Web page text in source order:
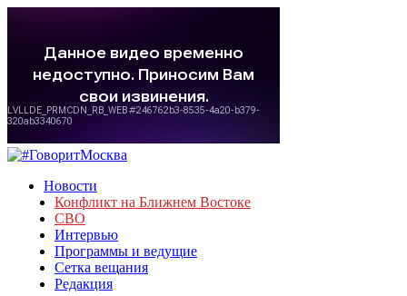
Новости
Конфликт на Ближнем Востоке
СВО
Интервью
Программы и ведущие
Сетка вещания
Редакция